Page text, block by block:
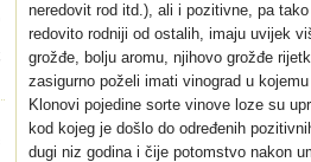
neredovit rod itd.), ali i pozitivne, pa
redovito rodniji od ostalih, imaju uvijek
grožđe, bolju aromu, njihovo grožđe
zasigurno poželi imati vinograd u
Klonovi pojedine sorte vinove loze su
kod kojeg je došlo do određenih
dugi niz godina i čije potomstvo nakon